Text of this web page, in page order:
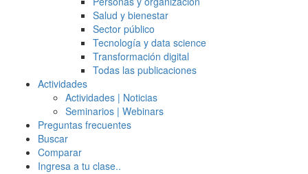
Salud y bienestar
Sector público
Tecnología y data science
Transformación digital
Todas las publicaciones
Actividades
Actividades | Noticias
Seminarios | Webinars
Preguntas frecuentes
Buscar
Comparar
Ingresa a tu clase..